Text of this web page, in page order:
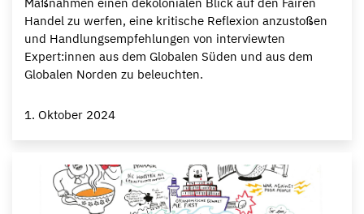
Handel zu werfen, eine kritische Reflexion anzustoßen
und Handlungsempfehlungen von interviewten
Expert:innen aus dem Globalen Süden und aus dem
Globalen Norden zu beleuchten.
1. Oktober 2024